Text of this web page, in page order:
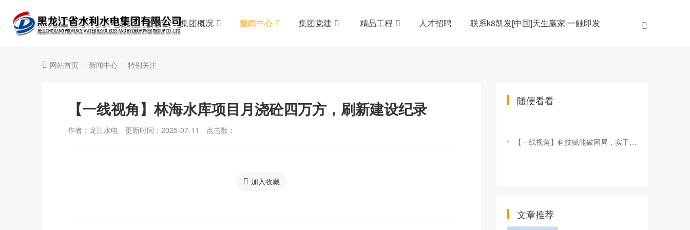
首页 集团概况 新闻中心 集团党建 精品工程 人才招聘 联系k8凯发[中国]天生赢家·一触即发
网站首页 新闻中心 特别关注
【一线视角】林海水库项目月浇砼四万方，刷新建设纪录
作者：龙江水电 更新时间：2025-07-11 点击数：
加入收藏
随便看看
【一线视角】科技赋能破困局，实干担当筑安澜，林海水库项目谱写工程建设奋进篇章
文章推荐